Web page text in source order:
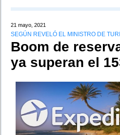
21 mayo, 2021
SEGÚN REVELÓ EL MINISTRO DE
Boom de
ya superan el